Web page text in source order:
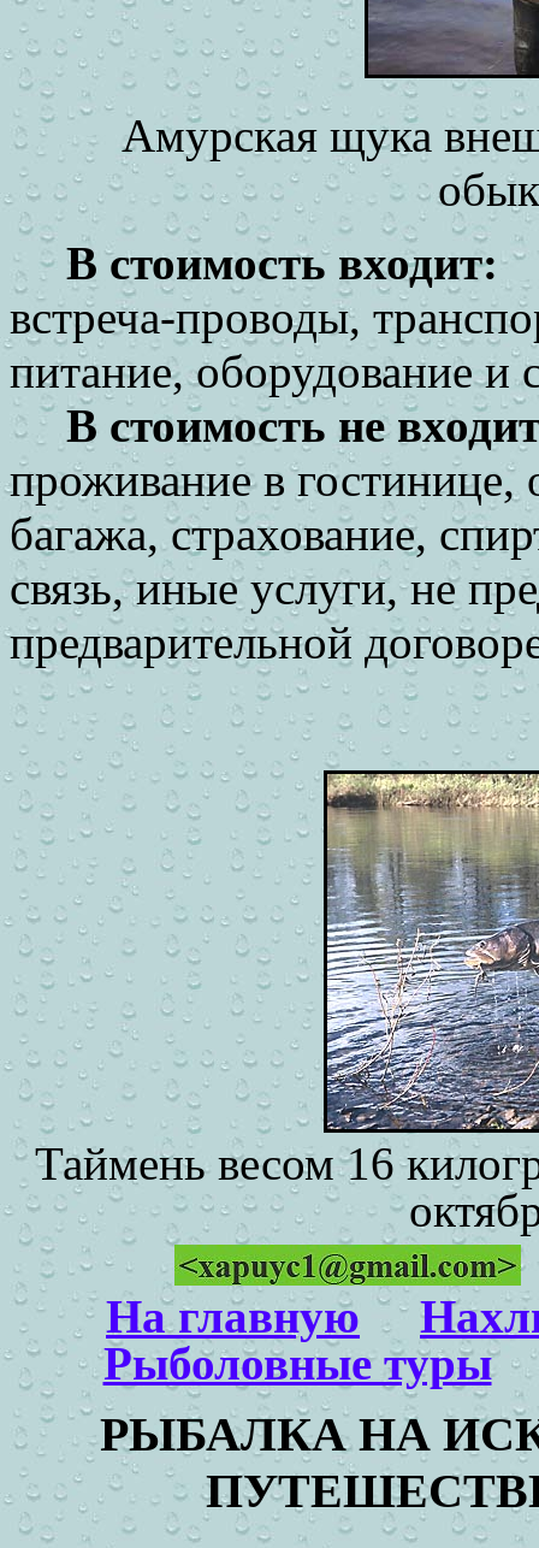
Амурская щука
В стоимость входит:
встреча-проводы,
питание, оборудование и
В стоимость не
проживание в гостинице,
багажа, страхование,
связь, иные услуги, не
предварительной
Таймень весом 16
На главную
Рыболовные туры
РЫБАЛКА НА